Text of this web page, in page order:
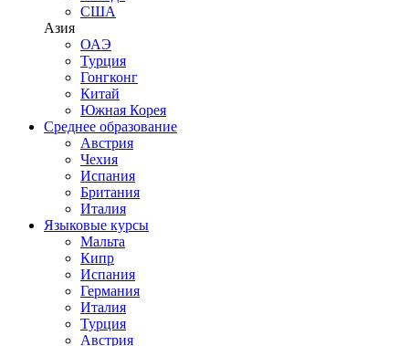
США
Азия
ОАЭ
Турция
Гонгконг
Китай
Южная Корея
Среднее образование
Австрия
Чехия
Испания
Британия
Италия
Языковые курсы
Мальта
Кипр
Испания
Германия
Италия
Турция
Австрия